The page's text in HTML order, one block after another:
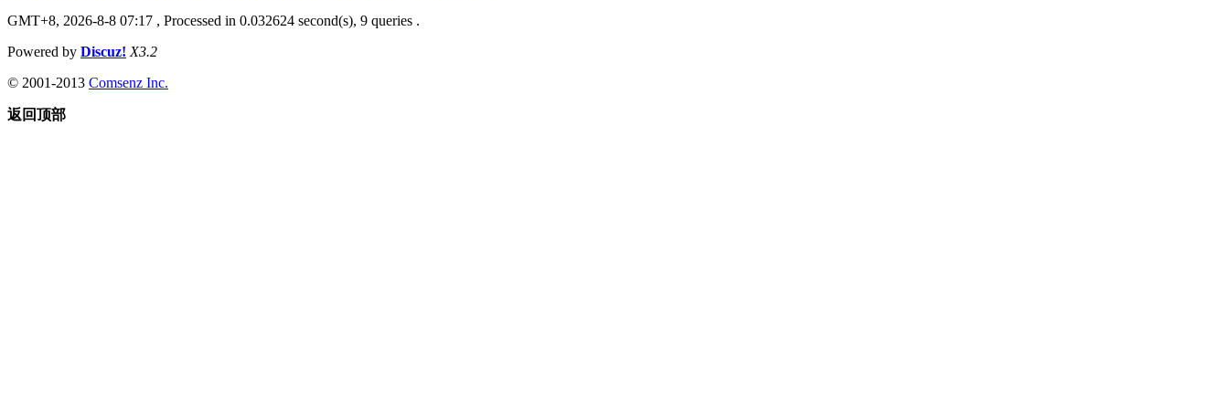
GMT+8, 2026-8-8 07:17 , Processed in 0.032624 second(s), 9 queries .
Powered by Discuz! X3.2
© 2001-2013 Comsenz Inc.
返回顶部